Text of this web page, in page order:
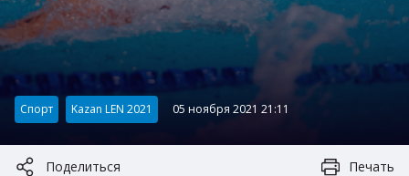
Категория:
Спорт Kazan LEN 2021 05 ноября 2021 21:11
Поделиться Печать